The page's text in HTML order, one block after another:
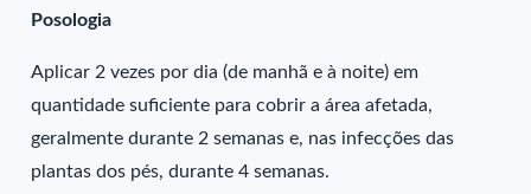
Posologia
Aplicar 2 vezes por dia (de manhã e à noite) em
quantidade suficiente para cobrir a área afetada,
geralmente durante 2 semanas e, nas infecções das
plantas dos pés, durante 4 semanas.